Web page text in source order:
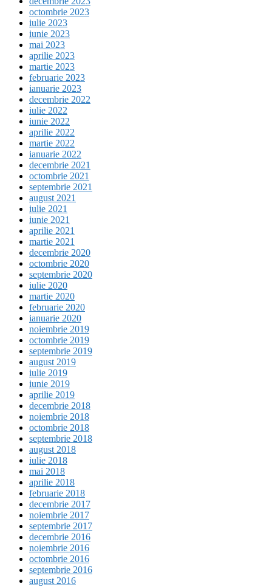
octombrie 2023
iulie 2023
iunie 2023
mai 2023
aprilie 2023
martie 2023
februarie 2023
ianuarie 2023
decembrie 2022
iulie 2022
iunie 2022
aprilie 2022
martie 2022
ianuarie 2022
decembrie 2021
octombrie 2021
septembrie 2021
august 2021
iulie 2021
iunie 2021
aprilie 2021
martie 2021
decembrie 2020
octombrie 2020
septembrie 2020
iulie 2020
martie 2020
februarie 2020
ianuarie 2020
noiembrie 2019
octombrie 2019
septembrie 2019
august 2019
iulie 2019
iunie 2019
aprilie 2019
decembrie 2018
noiembrie 2018
octombrie 2018
septembrie 2018
august 2018
iulie 2018
mai 2018
aprilie 2018
februarie 2018
decembrie 2017
noiembrie 2017
septembrie 2017
decembrie 2016
noiembrie 2016
octombrie 2016
septembrie 2016
august 2016